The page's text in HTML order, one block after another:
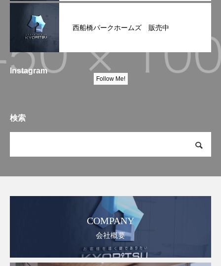
西船橋パークホームズ 販売中
Instagram
Follow Me!
検索
COMPANY
会社概要